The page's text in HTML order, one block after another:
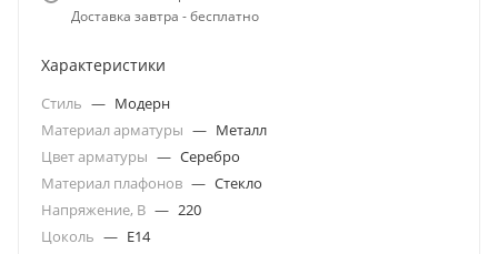
Доставка завтра - бесплатно
Характеристики
Стиль — Модерн
Материал арматуры — Металл
Цвет арматуры — Серебро
Материал плафонов — Стекло
Напряжение, В — 220
Цоколь — E14